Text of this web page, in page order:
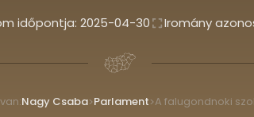
időpontja: 2025-04-30 Iromány
Nagy Csaba>Parlament>